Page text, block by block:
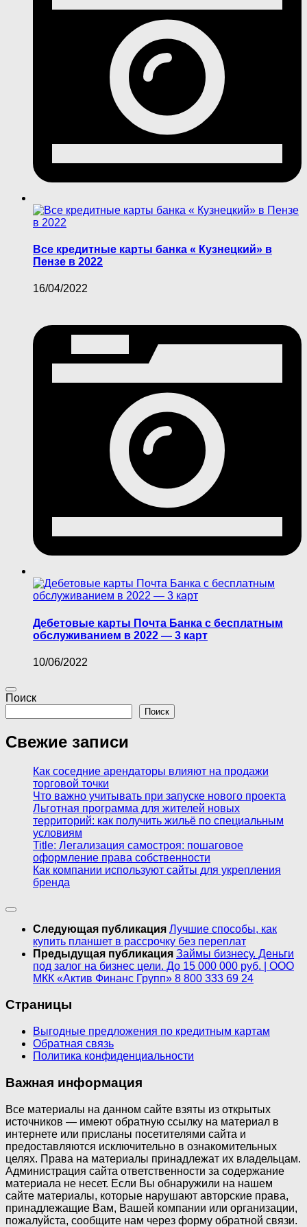
Все кредитные карты банка « Кузнецкий» в
Пензе в 2022
16/04/2022
Дебетовые карты Почта Банка с бесплатным
обслуживанием в 2022 — 3 карт
10/06/2022
Поиск
Поиск
Свежие записи
Как соседние арендаторы влияют на продажи
торговой точки
Что важно учитывать при запуске нового проекта
Льготная программа для жителей новых
территорий: как получить жильё по специальным
условиям
Title: Легализация самостроя: пошаговое
оформление права собственности
Как компании используют сайты для укрепления
бренда
Следующая публикация Лучшие способы, как
купить планшет в рассрочку без переплат
Предыдущая публикация Займы бизнесу. Деньги
под залог на бизнес цели. До 15 000 000 руб. | ООО
МКК «Актив Финанс Групп» 8 800 333 69 24
Страницы
Выгодные предложения по кредитным картам
Обратная связь
Политика конфиденциальности
Важная информация
Все материалы на данном сайте взяты из открытых
источников — имеют обратную ссылку на материал в
интернете или присланы посетителями сайта и
предоставляются исключительно в ознакомительных
целях. Права на материалы принадлежат их владельцам.
Администрация сайта ответственности за содержание
материала не несет. Если Вы обнаружили на нашем
сайте материалы, которые нарушают авторские права,
принадлежащие Вам, Вашей компании или организации,
пожалуйста, сообщите нам через форму обратной связи.